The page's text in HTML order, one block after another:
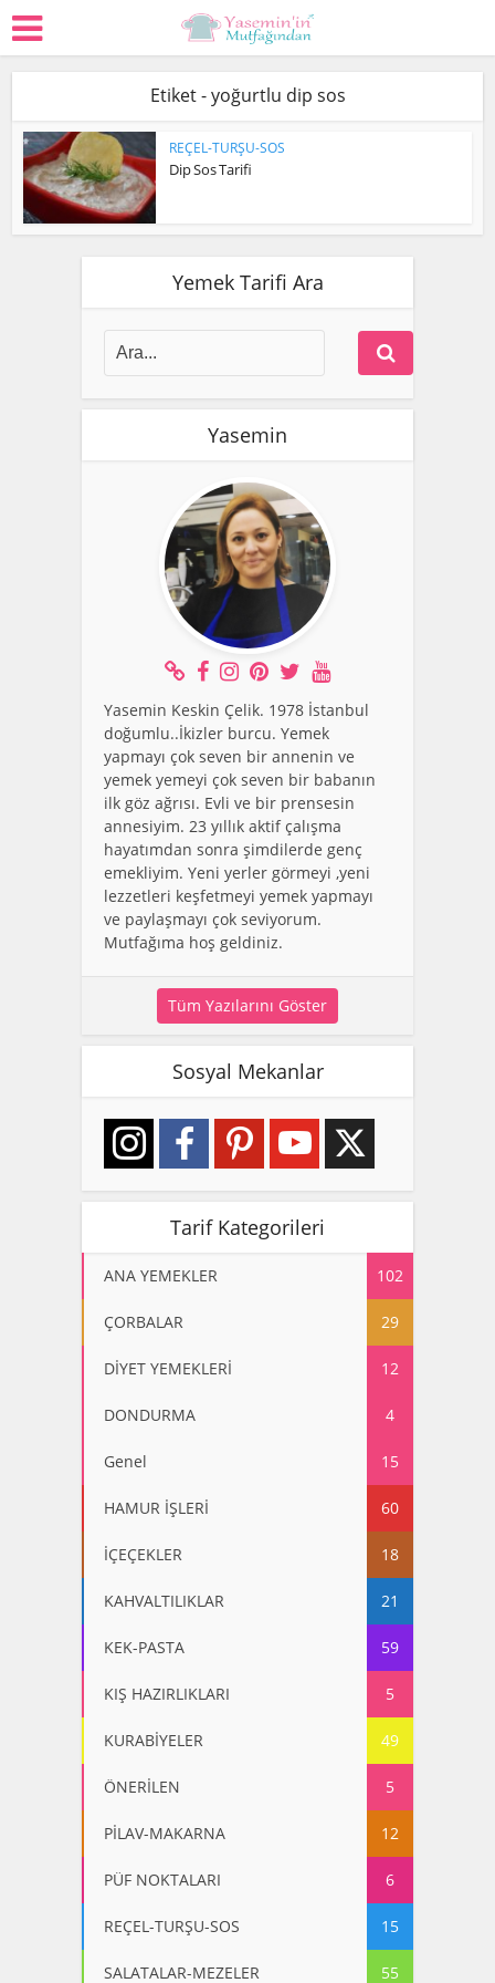
Etiket - yoğurtlu dip sos
REÇEL-TURŞU-SOS
Dip Sos Tarifi
Yemek Tarifi Ara
Yasemin
Yasemin Keskin Çelik. 1978 İstanbul
doğumlu..İkizler burcu. Yemek
yapmayı çok seven bir annenin ve
yemek yemeyi çok seven bir babanın
ilk göz ağrısı. Evli ve bir prensesin
annesiyim. 23 yıllık aktif çalışma
hayatımdan sonra şimdilerde genç
emekliyim. Yeni yerler görmeyi ,yeni
lezzetleri keşfetmeyi yemek yapmayı
ve paylaşmayı çok seviyorum.
Mutfağıma hoş geldiniz.
Tüm Yazılarını Göster
Sosyal Mekanlar
Tarif Kategorileri
ANA YEMEKLER 102
ÇORBALAR 29
DİYET YEMEKLERİ 12
DONDURMA 4
Genel 15
HAMUR İŞLERİ 60
İÇEÇEKLER 18
KAHVALTILIKLAR 21
KEK-PASTA 59
KIŞ HAZIRLIKLARI 5
KURABİYELER 49
ÖNERİLEN 5
PİLAV-MAKARNA 12
PÜF NOKTALARI 6
REÇEL-TURŞU-SOS 15
SALATALAR-MEZELER 55